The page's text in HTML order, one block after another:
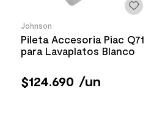
Johnson
Pileta Accesoria Piac Q71
para Lavaplatos Blanco
$124.690 /un